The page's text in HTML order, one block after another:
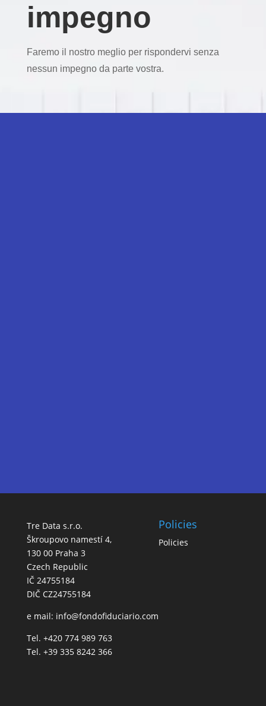
impegno
Faremo il nostro meglio per rispondervi senza
nessun impegno da parte vostra.
Tre Data s.r.o.
Škroupovo namestí 4,
130 00 Praha 3
Czech Republic
IČ 24755184
DIČ CZ24755184
e mail: info@fondofiduciario.com
Tel. +420 774 989 763
Tel. +39 335 8242 366
Policies
Policies